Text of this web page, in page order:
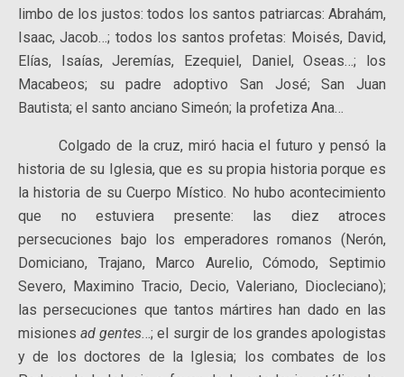
limbo de los justos: todos los santos patriarcas: Abrahám,
Isaac, Jacob…; todos los santos profetas: Moisés, David,
Elías, Isaías, Jeremías, Ezequiel, Daniel, Oseas…; los
Macabeos; su padre adoptivo San José; San Juan
Bautista; el santo anciano Simeón; la profetiza Ana…
Colgado de la cruz, miró hacia el futuro y pensó la
historia de su Iglesia, que es su propia historia porque es
la historia de su Cuerpo Místico. No hubo acontecimiento
que no estuviera presente: las diez atroces
persecuciones bajo los emperadores romanos (Nerón,
Domiciano, Trajano, Marco Aurelio, Cómodo, Septimio
Severo, Maximino Tracio, Decio, Valeriano, Diocleciano);
las persecuciones que tantos mártires han dado en las
misionesad gentes…; el surgir de los grandes apologistas
y de los doctores de la Iglesia; los combates de los